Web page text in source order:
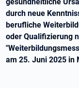
durch neue
berufliche
oder Qualifizierung
am 25. Juni 2025 in